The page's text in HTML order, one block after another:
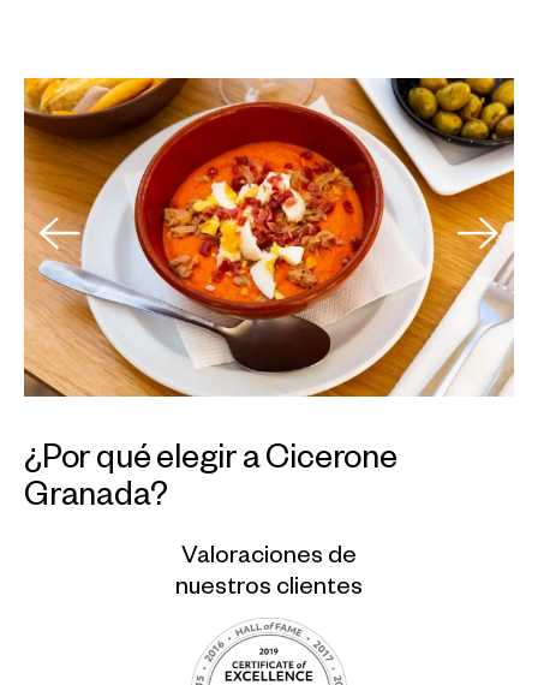
¿Por qué elegir a Cicerone
Granada?
Valoraciones de
nuestros clientes